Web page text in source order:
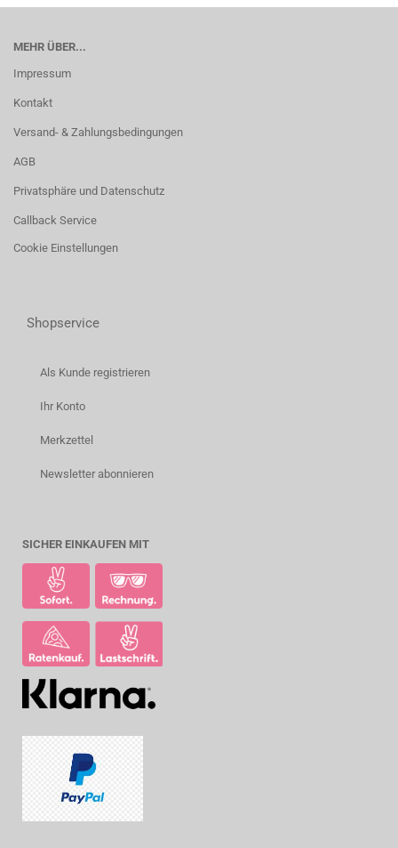
MEHR ÜBER...
Impressum
Kontakt
Versand- & Zahlungsbedingungen
AGB
Privatsphäre und Datenschutz
Callback Service
Cookie Einstellungen
Shopservice
Als Kunde registrieren
Ihr Konto
Merkzettel
Newsletter abonnieren
SICHER EINKAUFEN MIT